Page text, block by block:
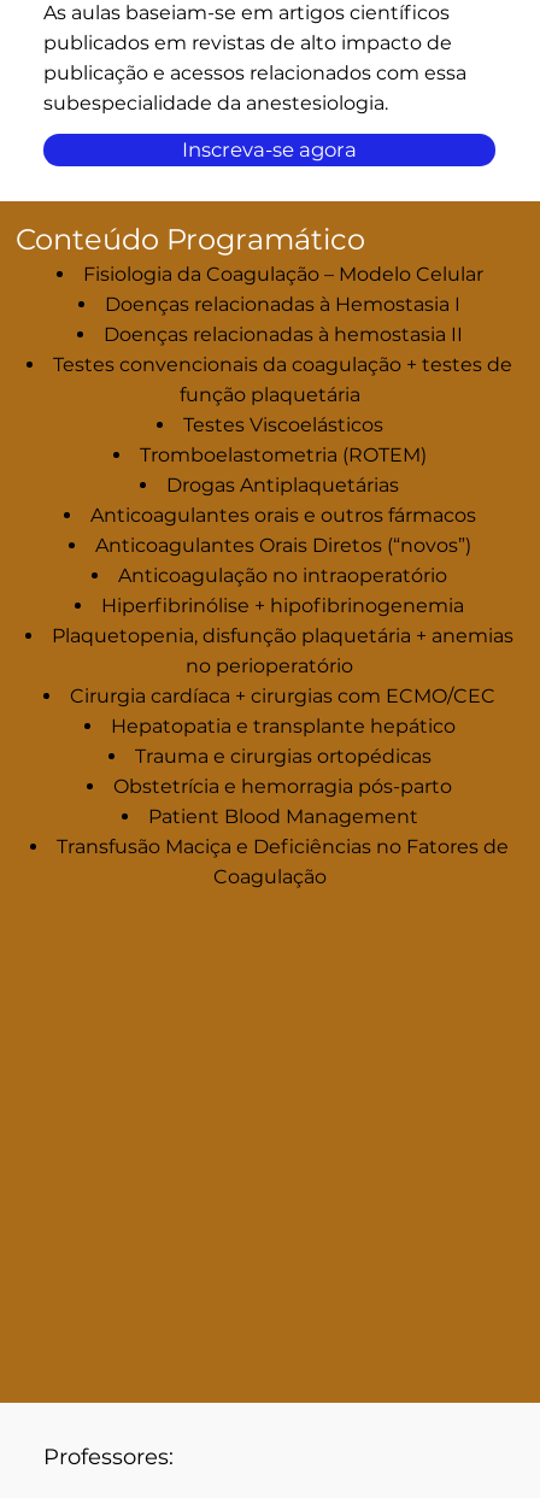
As aulas baseiam-se em artigos científicos
publicados em revistas de alto impacto de
publicação e acessos relacionados com essa
subespecialidade da anestesiologia.
Inscreva-se agora
Conteúdo Programático
Fisiologia da Coagulação – Modelo Celular
Doenças relacionadas à Hemostasia I
Doenças relacionadas à hemostasia II
Testes convencionais da coagulação + testes de
função plaquetária
Testes Viscoelásticos
Tromboelastometria (ROTEM)
Drogas Antiplaquetárias
Anticoagulantes orais e outros fármacos
Anticoagulantes Orais Diretos (“novos”)
Anticoagulação no intraoperatório
Hiperfibrinólise + hipofibrinogenemia
Plaquetopenia, disfunção plaquetária + anemias
no perioperatório
Cirurgia cardíaca + cirurgias com ECMO/CEC
Hepatopatia e transplante hepático
Trauma e cirurgias ortopédicas
Obstetrícia e hemorragia pós-parto
Patient Blood Management
Transfusão Maciça e Deficiências no Fatores de
Coagulação
Professores: